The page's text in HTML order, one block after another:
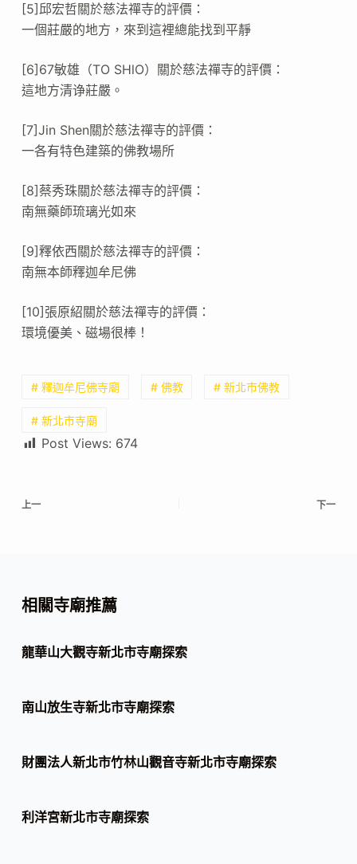
[5]邱宏哲關於慈法禪寺的評價：
一個莊嚴的地方，來到這裡總能找到平靜
[6]67敏雄（TO SHlO）關於慈法禪寺的評價：
這地方清诤莊嚴。
[7]Jin Shen關於慈法禪寺的評價：
一各有特色建築的佛教場所
[8]蔡秀珠關於慈法禪寺的評價：
南無藥師琉璃光如來
[9]釋依西關於慈法禪寺的評價：
南無本師釋迦牟尼佛
[10]張原紹關於慈法禪寺的評價：
環境優美、磁場很棒！
# 釋迦牟尼佛寺廟 # 佛教 # 新北市佛教
# 新北市寺廟
Post Views: 674
上一 下一
相關寺廟推薦
龍華山大觀寺新北市寺廟探索
南山放生寺新北市寺廟探索
財團法人新北市竹林山觀音寺新北市寺廟探索
利洋宮新北市寺廟探索